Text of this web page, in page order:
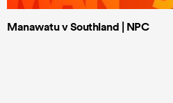
Manawatu v Southland | NPC